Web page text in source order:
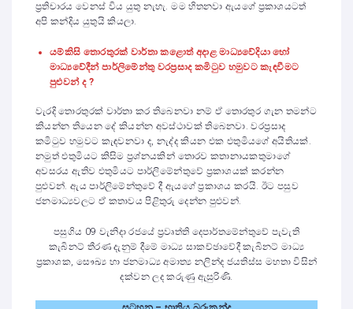
ප්‍රතිචාරය වෙනස් විය යුතු නැහැ. මම හිතනවා ඇයගේ ප්‍රකාශයටත්
අපි කන්දිය යුතුයි කියලා.
යම්කිසි තොරතුරක් වාර්තා කළොත් අදාළ මාධ්‍යවේදියා හෝ
මාධ්‍යවේදීන් පාර්ලිමේන්තු වරප්‍රසාද කමිටුව හමුවට කැඳවීමට
පුළුවන් ද ?
වැරදි තොරතුරක් වාර්තා කර තිබෙනවා නම් ඒ තොරතුර ගැන තමන්ට
කියන්න තියෙන දේ කියන්න අවස්ථාවක් තිබෙනවා. වරප්‍රසාද
කමිටුව හමුවට කැඳවනවා ද, නැද්ද කියන එක එතුමියගේ අයිතියක්.
නමුත් එතුමියට කිසිම ප්‍රශ්නයකින් තොරව කතානායකතුමාගේ
අවසරය ඇතිව එතුමියට පාර්ලිමේන්තුවේ ප්‍රකාශයක් කරන්න
පුළුවන්. ඇය පාර්ලිමේන්තුවේ දී ඇයගේ ප්‍රකාශය කරයි. ඊට පසුව
ජනමාධ්‍යවලට ඒ කතාවය පිළිතුරු දෙන්න පුළුවන්.
පසුගිය 09 වැනිදා රජයේ ප්‍රවෘත්ති දෙපාර්තමේන්තුවේ පැවැති
කැබිනට් තීරණ දැනුම් දීමේ මාධ්‍ය සාකච්ඡාවේදී කැබිනට් මාධ්‍ය
ප්‍රකාශක, සෞඛ්‍ය හා ජනමාධ්‍ය අමාත්‍ය නලින්ද ජයතිස්ස මහතා විසින්
දක්වන ලද කරුණු ඇසුරිණි.